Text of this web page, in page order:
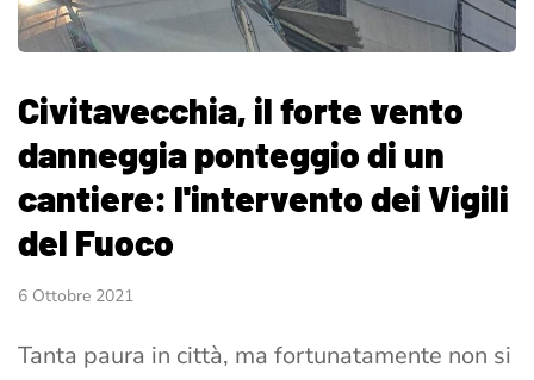
Civitavecchia, il forte vento
danneggia ponteggio di un
cantiere: l'intervento dei Vigili
del Fuoco
6 Ottobre 2021
Tanta paura in città, ma fortunatamente non si